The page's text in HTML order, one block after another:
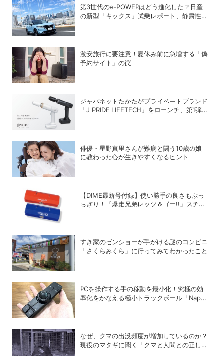
第3世代のe-POWERはどう進化した？日産
の新型「キックス」試乗レポート、静粛性・
激安旅行に要注意！夏休み前に急増する「偽
予約サイト」の罠
ジャパネットたかたがプライベートブランド
「J PRIDE LIFETECH」をローンチ、第1弾
俳優・星野真里さんが難病と闘う10歳の娘
に教わった心が生きやすくなるヒント
【DIME最新号付録】使い勝手の良さもぶっ
ちぎり！「爆走兄弟レッツ＆ゴー!!」スチー
すき家のゼンショーが手がける謎のコンビニ
「さくらみくら」に行ってみてわかったこと
PCを操作する手の移動を最小化！究極の効
率化をかなえる極小トラックボール「Nape
なぜ、クマの出没頻度が増加しているのか？
現役のマタギに聞く「クマと人間との正しい